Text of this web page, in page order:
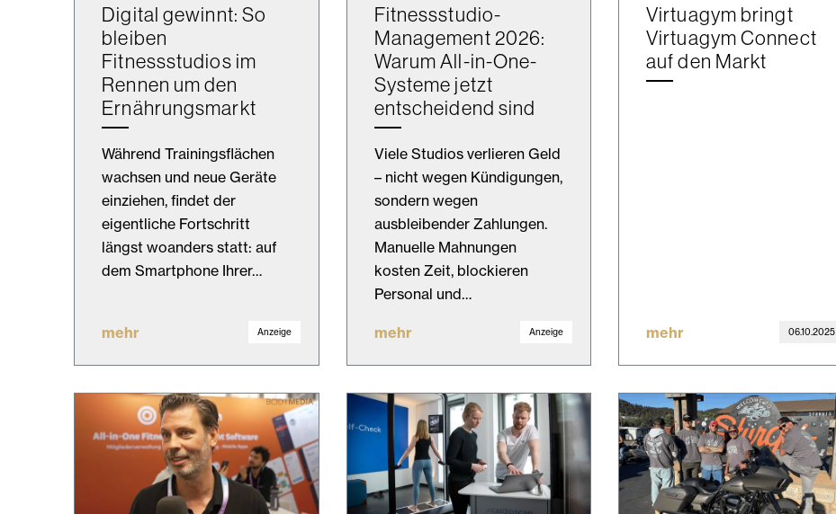
Digital gewinnt: So
bleiben
Fitnessstudios im
Rennen um den
Ernährungsmarkt
Während Trainingsflächen
wachsen und neue Geräte
einziehen, findet der
eigentliche Fortschritt
längst woanders statt: auf
dem Smartphone Ihrer…
mehr Anzeige
Fitnessstudio-
Management 2026:
Warum All-in-One-
Systeme jetzt
entscheidend sind
Viele Studios verlieren Geld
– nicht wegen Kündigungen,
sondern wegen
ausbleibender Zahlungen.
Manuelle Mahnungen
kosten Zeit, blockieren
Personal und…
mehr Anzeige
Virtuagym bringt
Virtuagym Connect
auf den Markt
mehr 06.10.2025